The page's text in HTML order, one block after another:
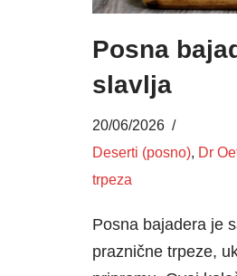
Posna
slavlja
20/06/2026
Deserti (posno), Dr
trpeza
Posna bajadera je
praznične trpeze,